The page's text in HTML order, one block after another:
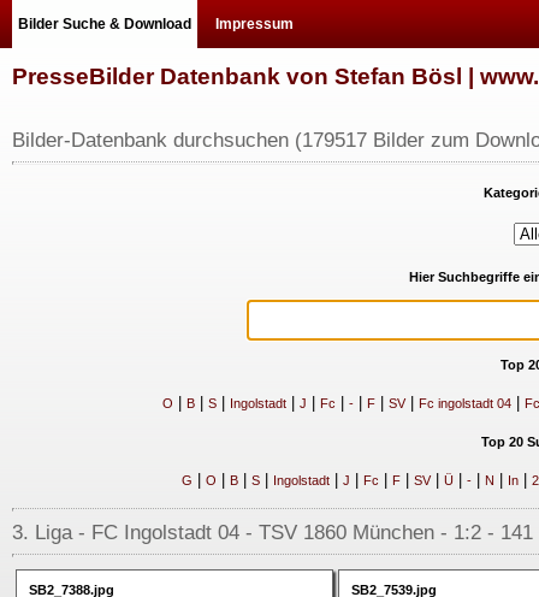
Bilder Suche & Download Impressum
PresseBilder Datenbank von Stefan Bösl |
Bilder-Datenbank durchsuchen (179517 Bilder zum
Hier Suchbegriffe
Top
O B| S| Ingolstadt| J Fc -| F| SV| Fc ingolstadt 04|
Top 20
G O B| S| Ingolstadt| J Fc F| SV| Ü| -| N In| 2
3. Liga - FC Ingolstadt 04 - TSV 1860 München - 1:2 -
SB2_7388.jpg
SB2_7539.jpg